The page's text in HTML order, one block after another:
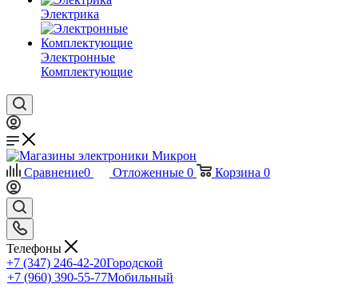
Электрика
Электронные
Комплектующие
Сравнение0 Отложенные 0 Корзина 0
Телефоны
+7 (347) 246-42-20Городской
+7 (960) 390-55-77Мобильный